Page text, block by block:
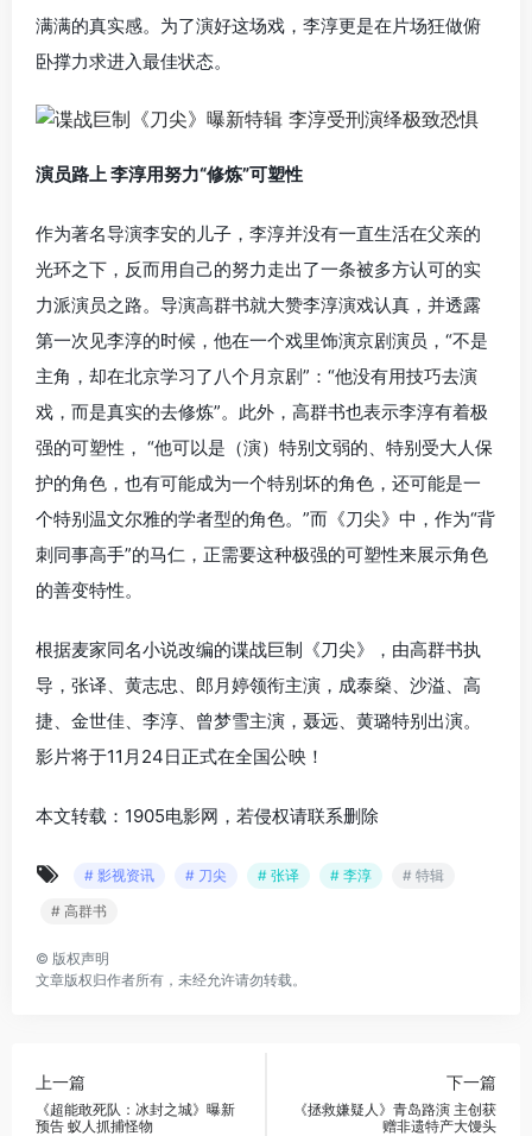
满满的真实感。为了演好这场戏，李淳更是在片场狂做俯
卧撑力求进入最佳状态。
演员路上 李淳用努力“修炼”可塑性
作为著名导演李安的儿子，李淳并没有一直生活在父亲的
光环之下，反而用自己的努力走出了一条被多方认可的实
力派演员之路。导演高群书就大赞李淳演戏认真，并透露
第一次见李淳的时候，他在一个戏里饰演京剧演员，“不是
主角，却在北京学习了八个月京剧”：“他没有用技巧去演
戏，而是真实的去修炼”。此外，高群书也表示李淳有着极
强的可塑性， “他可以是（演）特别文弱的、特别受大人保
护的角色，也有可能成为一个特别坏的角色，还可能是一
个特别温文尔雅的学者型的角色。”而《刀尖》中，作为“背
刺同事高手”的马仁，正需要这种极强的可塑性来展示角色
的善变特性。
根据麦家同名小说改编的谍战巨制《刀尖》，由高群书执
导，张译、黄志忠、郎月婷领衔主演，成泰燊、沙溢、高
捷、金世佳、李淳、曾梦雪主演，聂远、黄璐特别出演。
影片将于11月24日正式在全国公映！
本文转载：1905电影网，若侵权请联系删除
# 影视资讯 # 刀尖 # 张译 # 李淳
# 特辑
# 高群书
© 版权声明
文章版权归作者所有，未经允许请勿转载。
上一篇
《超能敢死队：冰封之城》曝新
预告 蚁人抓捕怪物
下一篇
《拯救嫌疑人》青岛路演 主创获
赠非遗特产大馒头